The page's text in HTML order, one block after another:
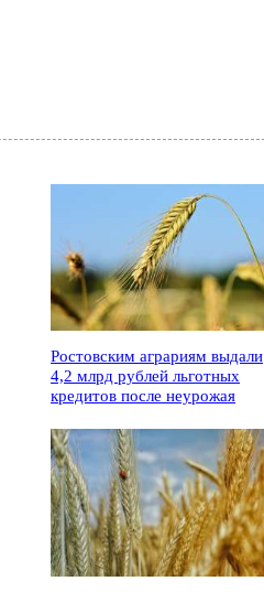
Ростовским аграриям выдали
4,2 млрд рублей льготных
кредитов после неурожая